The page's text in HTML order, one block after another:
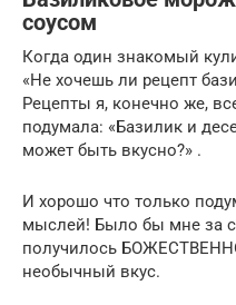
соусом
Когда один знакомый
«Не хочешь ли рецепт
Рецепты я, конечно же,
подумала: «Базилик и
может быть вкусно?» .
И хорошо что только
мыслей! Было бы мне за
получилось
необычный вкус.